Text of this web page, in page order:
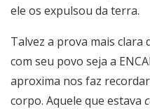
ele os expulsou da terra.
Talvez a prova mais clara
com seu povo seja a
aproxima nos faz
corpo. Aquele que estava